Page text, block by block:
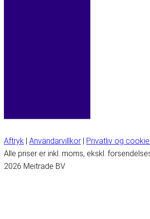
Aftryk | Användarvillkor | Privatliv og
Alle priser er inkl. moms, ekskl.
2026 Meitrade BV